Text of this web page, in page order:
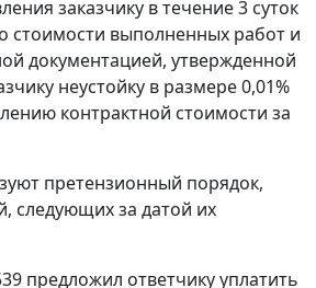
заказчику в течение 3 суток
стоимости выполненных работ и
документацией, утвержденной
неустойку в размере 0,01%
контрактной стоимости за
претензионный порядок,
следующих за датой их
предложил ответчику уплатить